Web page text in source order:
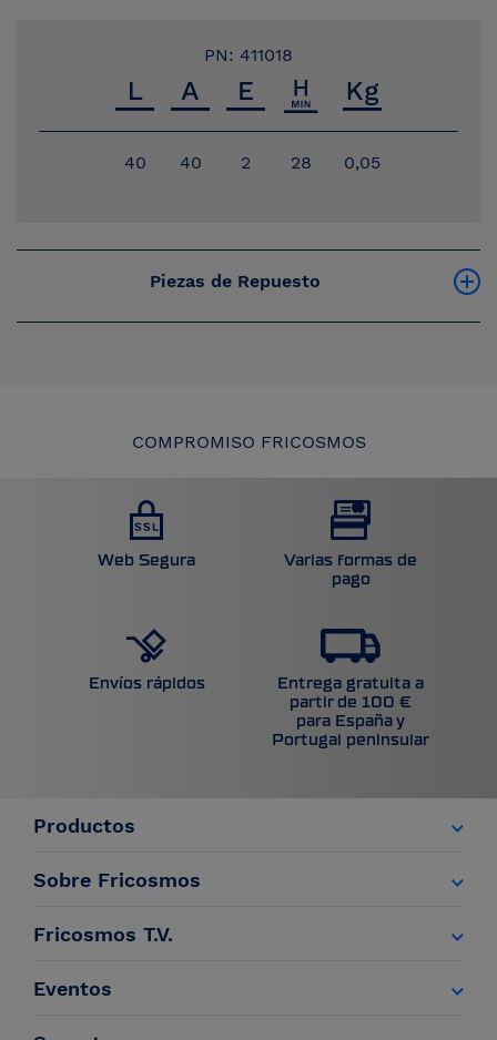
PN: 411018
40 40 2 28 0,05
Piezas de Repuesto
COMPROMISO FRICOSMOS
Web Segura
Varias formas de
pago
Envíos rápidos
Entrega gratuita a
partir de 100 €
para España y
Portugal peninsular
Productos
Sobre Fricosmos
Fricosmos T.V.
Eventos